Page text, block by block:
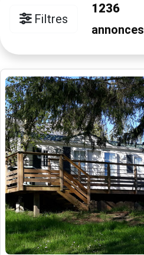
Filtres
1236
annonces